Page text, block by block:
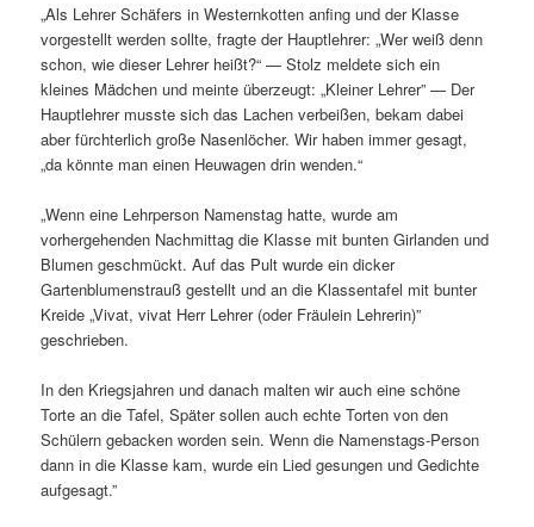
„Als Lehrer Schäfers in Westernkotten anfing und der Klasse
vorgestellt werden sollte, fragte der Hauptlehrer: „Wer weiß denn
schon, wie dieser Lehrer heißt?“ — Stolz meldete sich ein
kleines Mädchen und meinte überzeugt: „Kleiner Lehrer” — Der
Hauptlehrer musste sich das Lachen verbeißen, bekam dabei
aber fürchterlich große Nasenlöcher. Wir haben immer gesagt,
„da könnte man einen Heuwagen drin wenden.“
„Wenn eine Lehrperson Namenstag hatte, wurde am
vorhergehenden Nachmittag die Klasse mit bunten Girlanden und
Blumen geschmückt. Auf das Pult wurde ein dicker
Gartenblumenstrauß gestellt und an die Klassentafel mit bunter
Kreide „Vivat, vivat Herr Lehrer (oder Fräulein Lehrerin)”
geschrieben.
In den Kriegsjahren und danach malten wir auch eine schöne
Torte an die Tafel, Später sollen auch echte Torten von den
Schülern gebacken worden sein. Wenn die Namenstags-Person
dann in die Klasse kam, wurde ein Lied gesungen und Gedichte
aufgesagt.”